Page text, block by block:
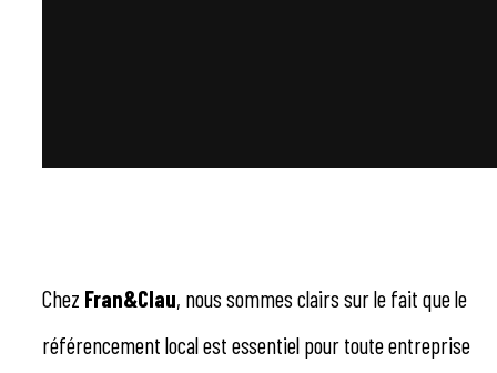
Chez Fran&Clau, nous sommes clairs sur le fait que le
référencement local est essentiel pour toute entreprise